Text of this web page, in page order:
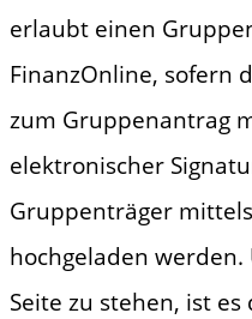
erlaubt einen
FinanzOnline, sofern
zum Gruppenantrag
elektronischer
Gruppenträger
hochgeladen
Seite zu stehen, ist